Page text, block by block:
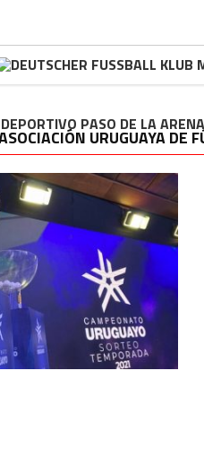
URUGUAYA DE